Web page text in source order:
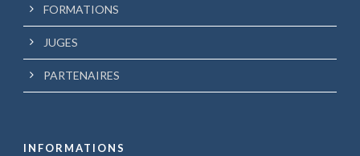
FORMATIONS
JUGES
PARTENAIRES
INFORMATIONS